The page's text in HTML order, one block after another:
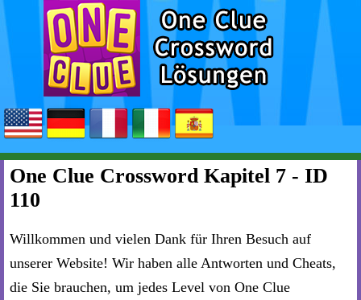
One Clue Crossword Kapitel 7 - ID
110
Willkommen und vielen Dank für Ihren Besuch auf
unserer Website! Wir haben alle Antworten und Cheats,
die Sie brauchen, um jedes Level von One Clue